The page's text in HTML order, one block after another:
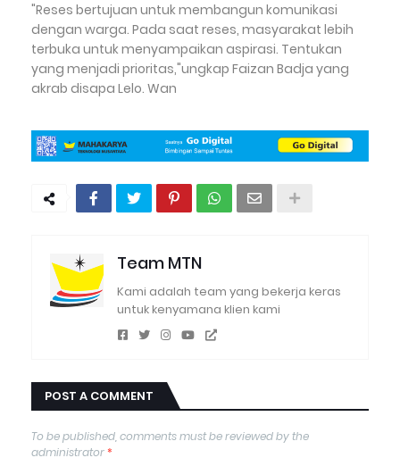
"Reses bertujuan untuk membangun komunikasi
dengan warga. Pada saat reses, masyarakat lebih
terbuka untuk menyampaikan aspirasi. Tentukan
yang menjadi prioritas,"ungkap Faizan Badja yang
akrab disapa Lelo. Wan
Team MTN
Kami adalah team yang bekerja keras
untuk kenyamana klien kami
POST A COMMENT
To be published, comments must be reviewed by the
administrator*